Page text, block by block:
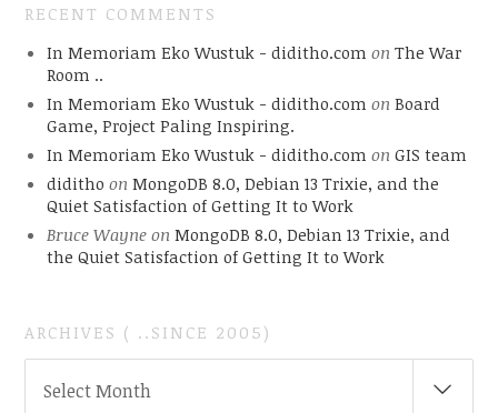
RECENT COMMENTS
In Memoriam Eko Wustuk - diditho.com on The War
Room ..
In Memoriam Eko Wustuk - diditho.com on Board
Game, Project Paling Inspiring.
In Memoriam Eko Wustuk - diditho.com on GIS team
diditho on MongoDB 8.0, Debian 13 Trixie, and the
Quiet Satisfaction of Getting It to Work
Bruce Wayneon MongoDB 8.0, Debian 13 Trixie, and
the Quiet Satisfaction of Getting It to Work
ARCHIVES ( ..SINCE 2005)
Select Month